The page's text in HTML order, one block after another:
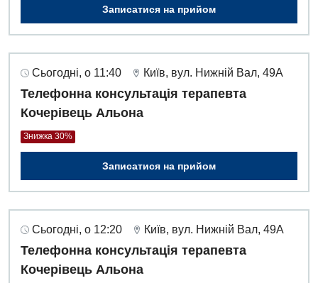
Записатися на прийом
Сьогодні, о 11:40 Київ, вул. Нижній Вал, 49А
Телефонна консультація терапевта
Кочерівець Альона
Знижка 30%
Записатися на прийом
Сьогодні, о 12:20 Київ, вул. Нижній Вал, 49А
Телефонна консультація терапевта
Кочерівець Альона